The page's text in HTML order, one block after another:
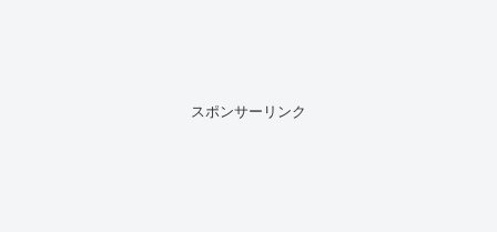
スポンサーリンク